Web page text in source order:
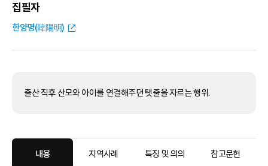
집필자
한양명(韓陽明)
출산 직후 산모와 아이를 연결해주던 탯줄을 자르는 행위.
내용 지역사례 특징 및 의의 참고문헌